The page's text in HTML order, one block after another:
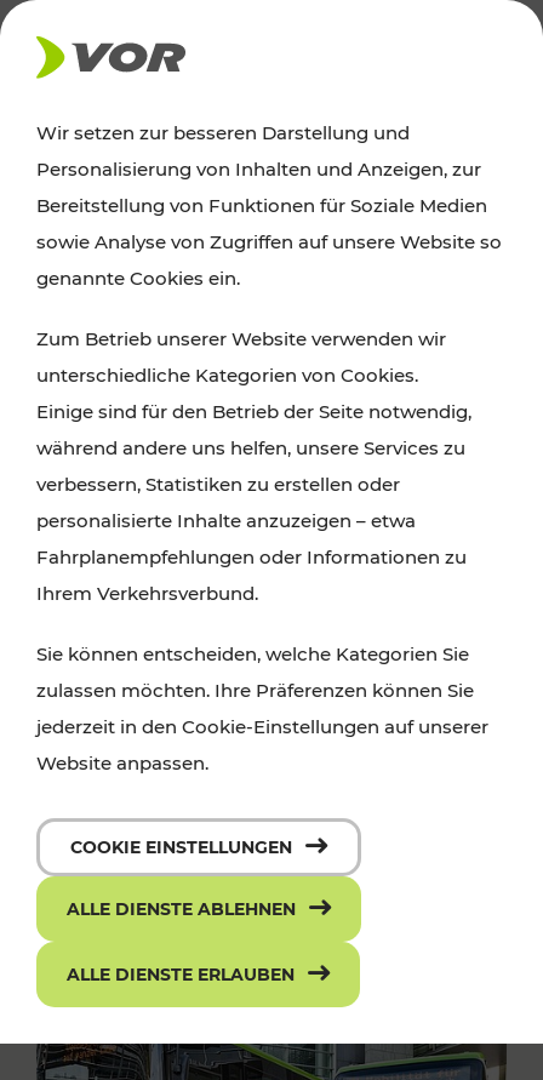
AKTUELLES
News
Alle wichtigen Meldungen zu Fahrplanänderungen,
finden Sie hier im Überblick.
Wir setzen zur besseren Darstellung und
Personalisierung von Inhalten und Anzeigen, zur
Bereitstellung von Funktionen für Soziale Medien
sowie Analyse von Zugriffen auf unsere Website so
genannte Cookies ein.
Zum Betrieb unserer Website verwenden wir
unterschiedliche Kategorien von Cookies.
Einige sind für den Betrieb der Seite notwendig,
während andere uns helfen, unsere Services zu
verbessern, Statistiken zu erstellen oder
personalisierte Inhalte anzuzeigen – etwa
Fahrplanempfehlungen oder Informationen zu
Ihrem Verkehrsverbund.
Sie können entscheiden, welche Kategorien Sie
zulassen möchten. Ihre Präferenzen können Sie
jederzeit in den Cookie-Einstellungen auf unserer
Website anpassen.
COOKIE EINSTELLUNGEN
ALLE DIENSTE ABLEHNEN
ALLE DIENSTE ERLAUBEN